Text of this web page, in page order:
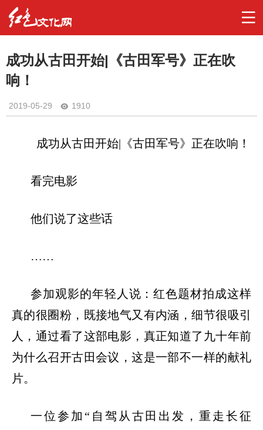
成功从古田开始|《古田军号》正在吹
响！
2019-05-29 1910
成功从古田开始|《古田军号》正在吹响！
看完电影
他们说了这些话
……
参加观影的年轻人说：红色题材拍成这样
真的很圈粉，既接地气又有内涵，细节很吸引
人，通过看了这部电影，真正知道了九十年前
为什么召开古田会议，这是一部不一样的献礼
片。
一位参加 “自驾从古田出发，重走长征